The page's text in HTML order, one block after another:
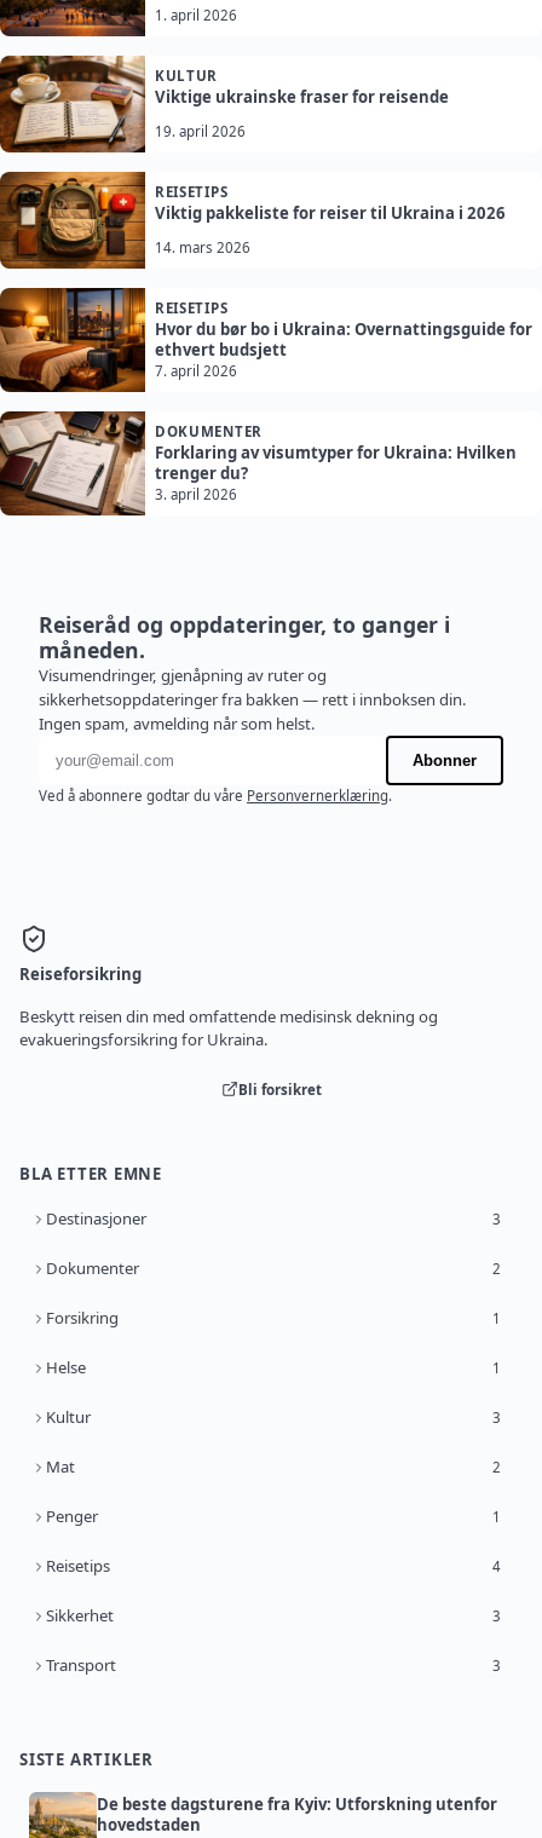
1. april 2026
KULTUR
Viktige ukrainske fraser for reisende
19. april 2026
REISETIPS
Viktig pakkeliste for reiser til Ukraina i 2026
14. mars 2026
REISETIPS
Hvor du bør bo i Ukraina: Overnattingsguide for
ethvert budsjett
7. april 2026
DOKUMENTER
Forklaring av visumtyper for Ukraina: Hvilken
trenger du?
3. april 2026
Reiseråd og oppdateringer, to ganger i
måneden.
Visumendringer, gjenåpning av ruter og
sikkerhetsoppdateringer fra bakken — rett i innboksen din.
Ingen spam, avmelding når som helst.
E-postadresse
Abonner
Ved å abonnere godtar du våre Personvernerklæring.
Reiseforsikring
Beskytt reisen din med omfattende medisinsk dekning og
evakueringsforsikring for Ukraina.
Bli forsikret
BLA ETTER EMNE
Destinasjoner 3
Dokumenter 2
Forsikring 1
Helse 1
Kultur 3
Mat 2
Penger 1
Reisetips 4
Sikkerhet 3
Transport 3
SISTE ARTIKLER
De beste dagsturene fra Kyiv: Utforskning utenfor
hovedstaden